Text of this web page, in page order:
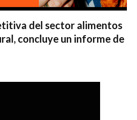
del sector alimentos
concluye un informe de